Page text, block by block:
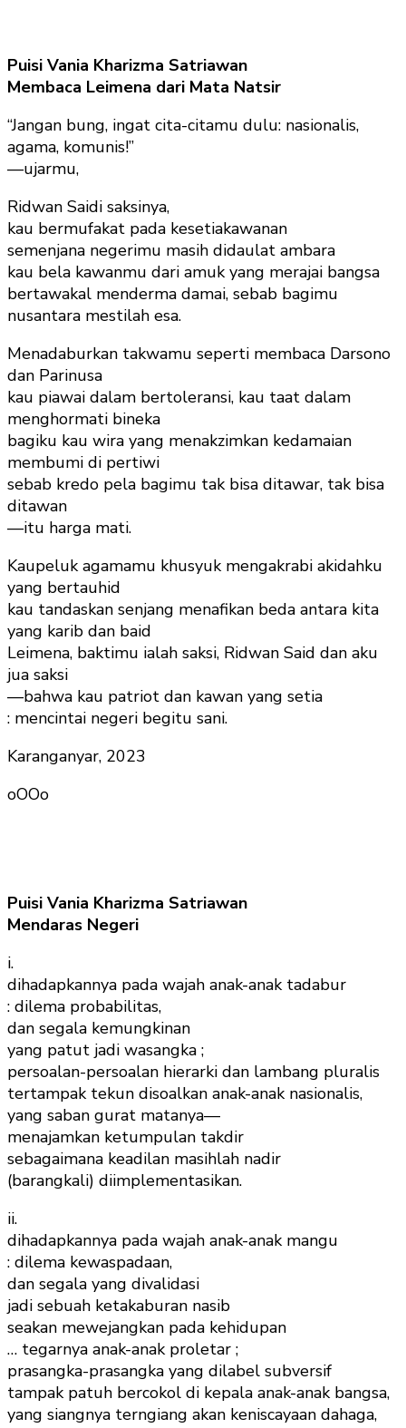
Puisi Vania Kharizma Satriawan
Membaca Leimena dari Mata Natsir
“Jangan bung, ingat cita-citamu dulu: nasionalis,
agama, komunis!”
—ujarmu,
Ridwan Saidi saksinya,
kau bermufakat pada kesetiakawanan
semenjana negerimu masih didaulat ambara
kau bela kawanmu dari amuk yang merajai bangsa
bertawakal menderma damai, sebab bagimu
nusantara mestilah esa.
Menadaburkan takwamu seperti membaca Darsono
dan Parinusa
kau piawai dalam bertoleransi, kau taat dalam
menghormati bineka
bagiku kau wira yang menakzimkan kedamaian
membumi di pertiwi
sebab kredo pela bagimu tak bisa ditawar, tak bisa
ditawan
—itu harga mati.
Kaupeluk agamamu khusyuk mengakrabi akidahku
yang bertauhid
kau tandaskan senjang menafikan beda antara kita
yang karib dan baid
Leimena, baktimu ialah saksi, Ridwan Said dan aku
jua saksi
—bahwa kau patriot dan kawan yang setia
: mencintai negeri begitu sani.
Karanganyar, 2023
oOOo
Puisi Vania Kharizma Satriawan
Mendaras Negeri
i.
dihadapkannya pada wajah anak-anak tadabur
: dilema probabilitas,
dan segala kemungkinan
yang patut jadi wasangka ;
persoalan-persoalan hierarki dan lambang pluralis
tertampak tekun disoalkan anak-anak nasionalis,
yang saban gurat matanya––
menajamkan ketumpulan takdir
sebagaimana keadilan masihlah nadir
(barangkali) diimplementasikan.
ii.
dihadapkannya pada wajah anak-anak mangu
: dilema kewaspadaan,
dan segala yang divalidasi
jadi sebuah ketakaburan nasib
seakan mewejangkan pada kehidupan
… tegarnya anak-anak proletar ;
prasangka-prasangka yang dilabel subversif
tampak patuh bercokol di kepala anak-anak bangsa,
yang siangnya terngiang akan keniscayaan dahaga,